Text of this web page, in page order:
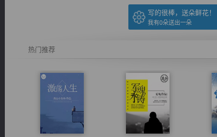
写的很棒，送朵鲜花！
我有0朵送出一朵
热门推荐